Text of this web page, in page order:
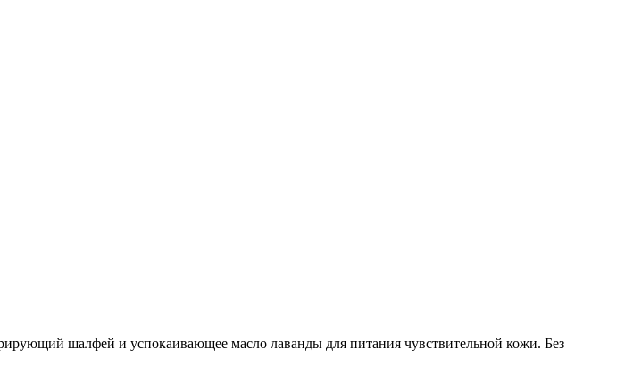
шалфей и успокаивающее масло лаванды для питания чувствительной кожи. Без